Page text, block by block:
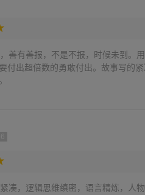
善有善报，不是不报，时候未到。
付出超倍数的勇敢付出。故事写的
凑，逻辑思维缜密，语言精炼，人